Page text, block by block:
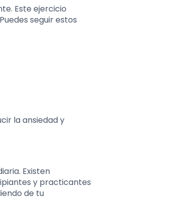
Este ejercicio
seguir estos
la ansiedad y
Existen
y practicantes
de tu